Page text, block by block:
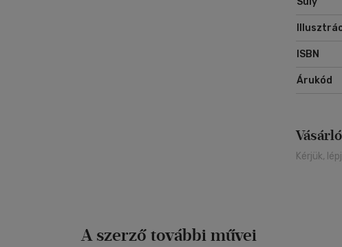
ISBN
Árukód
Kérjük,
A szerző további művei